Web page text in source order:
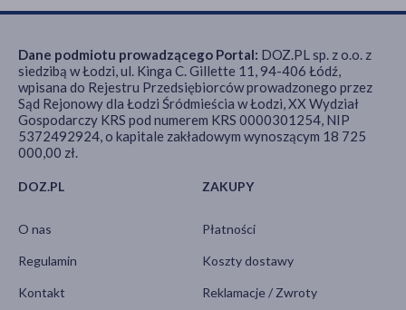
DOZ.PL
O nas
Regulamin
Kontakt
ZAKUPY
Płatności
Koszty dostawy
Reklamacje / Zwroty
Dane podmiotu prowadzącego Portal: DOZ.PL sp. z o.o. z
siedzibą w Łodzi, ul. Kinga C. Gillette 11, 94-406 Łódź,
wpisana do Rejestru Przedsiębiorców prowadzonego przez
Sąd Rejonowy dla Łodzi Śródmieścia w Łodzi, XX Wydział
Gospodarczy KRS pod numerem KRS 0000301254, NIP
5372492924, o kapitale zakładowym wynoszącym 18 725
000,00 zł.